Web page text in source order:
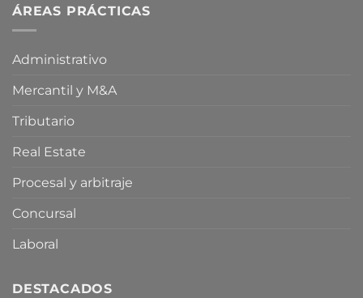
ÁREAS PRÁCTICAS
Administrativo
Mercantil y M&A
Tributario
Real Estate
Procesal y arbitraje
Concursal
Laboral
DESTACADOS